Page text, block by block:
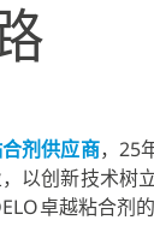
剂供应商，25
以创新技术树
卓越粘合剂的